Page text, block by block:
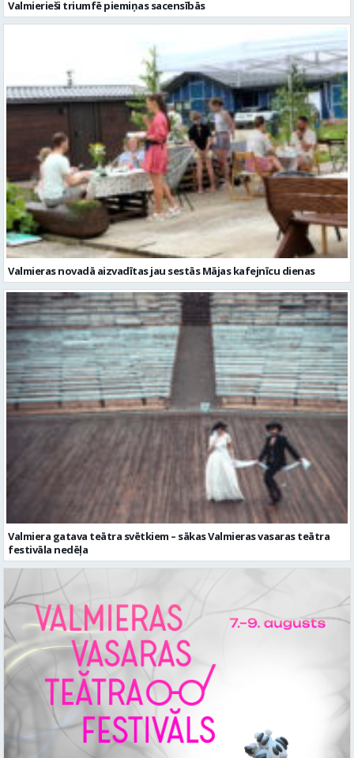
Valmierieši triumfē piemiņas sacensībās
Valmieras novadā aizvadītas jau sestās Mājas kafejnīcu dienas
Valmiera gatava teātra svētkiem – sākas Valmieras vasaras teātra
festivāla nedēļa